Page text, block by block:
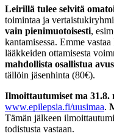
Leirillä tulee selvitä
toimintaa ja
vain pienimuotoisesti,
kantamisessa. Emme
lääkkeiden ottamisesta
mahdollista osallistua
tällöin jäsenhinta (80€).
Ilmoittautumiset ma 31.8.
www.epilepsia.fi/uusimaa.
Tämän jälkeen
todistusta vastaan.